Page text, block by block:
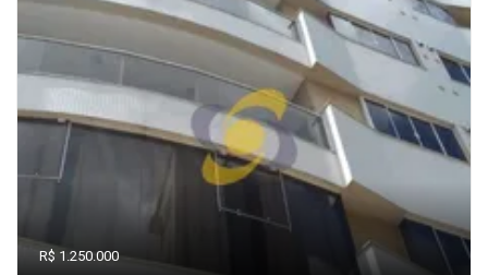
R$ 1.250.000